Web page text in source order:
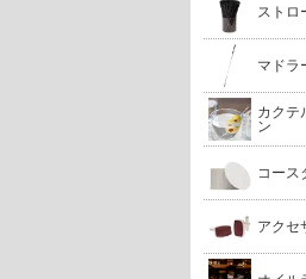
ストロ
マドラ
カクテ
ン
コース
アクセ